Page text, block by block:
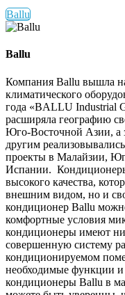
Ballu
Ballu
Компания Ballu вышла
климатического
года «BALLU Industrial
расширяла географию
Юго-Восточной Азии, а
другим
проекты в Малайзии,
Испании.
высокого качества,
внешним видом, но и
кондиционер Ballu
комфортные условия
кондиционеры имеют
совершенную систему
кондиционируемом
необходимые функции
кондиционеры Ballu в